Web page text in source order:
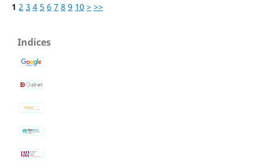
1 2 3 4 5 6 7 8 9 10 > >>
Indices